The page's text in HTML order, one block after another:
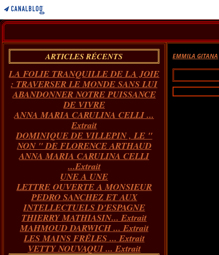
ARTICLES RÉCENTS
LA FOLIE TRANQUILLE DE LA JOIE
: TRAVERSER LE MONDE SANS LUI
ABANDONNER NOTRE PUISSANCE
DE VIVRE
ANNA MARIA CARULINA CELLI ...
Extrait
DOMINIQUE DE VILLEPIN , LE "
NON " DE FLORENCE ARTHAUD
ANNA MARIA CARULINA CELLI
...Extrait
UNE A UNE
LETTRE OUVERTE A MONSIEUR
PEDRO SANCHEZ ET AUX
INTELLECTUELS D'ESPAGNE
THIERRY MATHIASIN... Extrait
MAHMOUD DARWICH ... Extrait
LES MAINS FRÊLES ... Extrait
VETTY NOUVAQUI ... Extrait
EMMILA GITANA